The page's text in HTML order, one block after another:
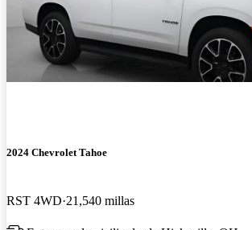
2024 Chevrolet Tahoe
RST 4WD 21,540 millas